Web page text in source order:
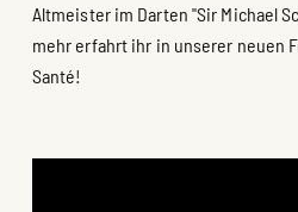
Altmeister im Darten "Sir Michael
mehr erfahrt ihr in unserer neuen
Santé!